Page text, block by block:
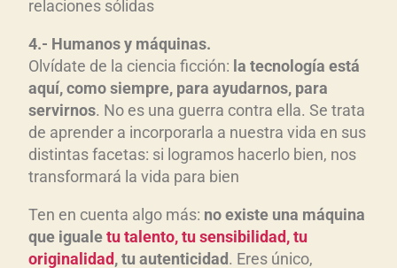
relaciones sólidas
4.- Humanos y máquinas.
Olvídate de la ciencia ficción: la tecnología está
aquí, como siempre, para ayudarnos, para
servirnos. No es una guerra contra ella. Se trata
de aprender a incorporarla a nuestra vida en sus
distintas facetas: si logramos hacerlo bien, nos
transformará la vida para bien
Ten en cuenta algo más: no existe una máquina
que igualetu talento, tu sensibilidad, tu
originalidad, tu autenticidad. Eres único,